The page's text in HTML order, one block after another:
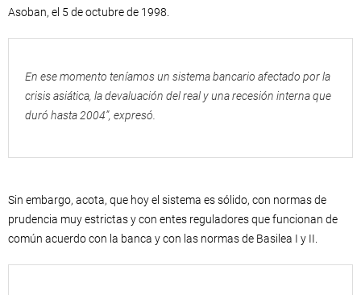
Asoban, el 5 de octubre de 1998.
En ese momento teníamos un sistema bancario afectado por la
crisis asiática, la devaluación del real y una recesión interna que
duró hasta 2004”, expresó.
Sin embargo, acota, que hoy el sistema es sólido, con normas de
prudencia muy estrictas y con entes reguladores que funcionan de
común acuerdo con la banca y con las normas de Basilea I y II.